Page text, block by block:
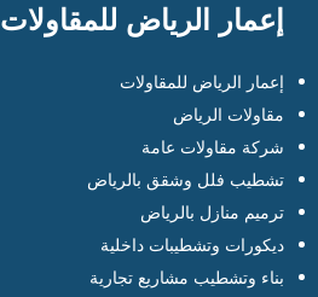
إعمار الرياض للمقاولات 0569557581
إعمار الرياض للمقاولات
مقاولات الرياض
شركة مقاولات عامة
تشطيب فلل وشقق بالرياض
ترميم منازل بالرياض
ديكورات وتشطيبات داخلية
بناء وتشطيب مشاريع تجارية